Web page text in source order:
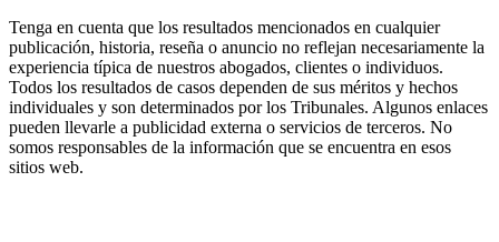
Tenga en cuenta que los resultados mencionados en cualquier
publicación, historia, reseña o anuncio no reflejan necesariamente la
experiencia típica de nuestros abogados, clientes o individuos.
Todos los resultados de casos dependen de sus méritos y hechos
individuales y son determinados por los Tribunales. Algunos enlaces
pueden llevarle a publicidad externa o servicios de terceros. No
somos responsables de la información que se encuentra en esos
sitios web.